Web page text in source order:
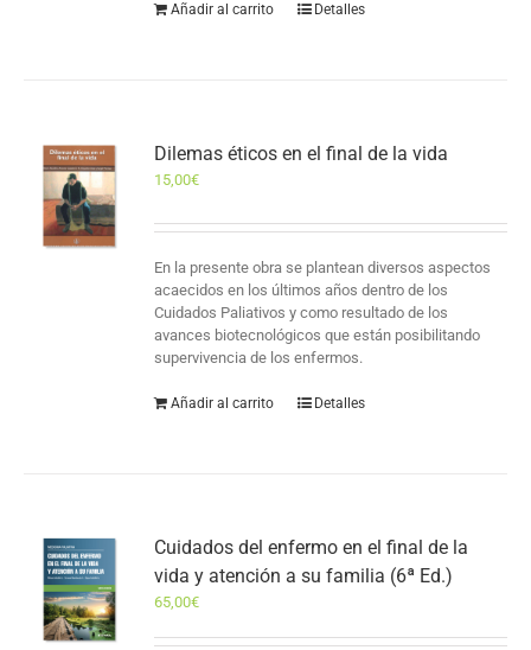
Añadir al carrito Detalles
Dilemas éticos en el final de la vida
15,00€
En la presente obra se plantean diversos aspectos
acaecidos en los últimos años dentro de los
Cuidados Paliativos y como resultado de los
avances biotecnológicos que están posibilitando
supervivencia de los enfermos.
Añadir al carrito Detalles
Cuidados del enfermo en el final de la
vida y atención a su familia (6ª Ed.)
65,00€